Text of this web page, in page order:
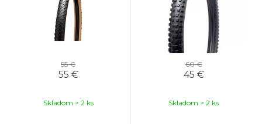
55 €
55 €
Skladom > 2 ks
60 €
45 €
Skladom > 2 ks